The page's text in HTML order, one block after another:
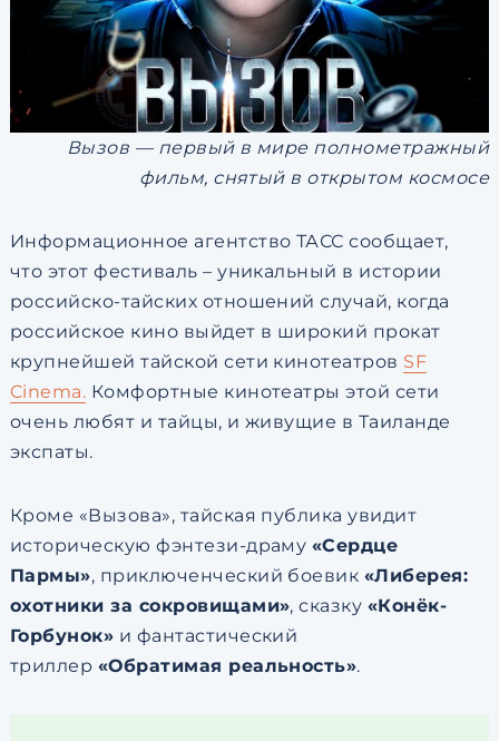
Вызов — первый в мире полнометражный
фильм, снятый в открытом космосе
Информационное агентство ТАСС сообщает,
что этот фестиваль – уникальный в истории
российско-тайских отношений случай, когда
российское кино выйдет в широкий прокат
крупнейшей тайской сети кинотеатров SF
Cinema. Комфортные кинотеатры этой сети
очень любят и тайцы, и живущие в Таиланде
экспаты.
Кроме «Вызова», тайская публика увидит
историческую фэнтези-драму «Сердце
Пармы», приключенческий боевик «Либерея:
охотники за сокровищами», сказку «Конёк-
Горбунок» и фантастический
триллер «Обратимая реальность».